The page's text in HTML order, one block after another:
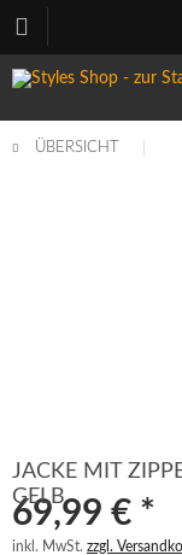
ÜBERSICHT
JACKE MIT
GELB
69,99 € *
inkl. MwSt. zzgl.